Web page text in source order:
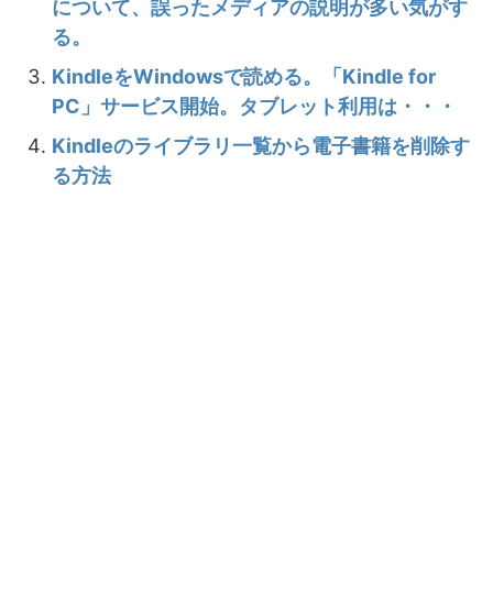
について、誤ったメディアの説明が多い気がす
る。
KindleをWindowsで読める。「Kindle for
PC」サービス開始。タブレット利用は・・・
Kindleのライブラリ一覧から電子書籍を削除す
る方法